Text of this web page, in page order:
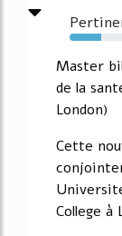
50%
Master
de la
London)
Cette
College à